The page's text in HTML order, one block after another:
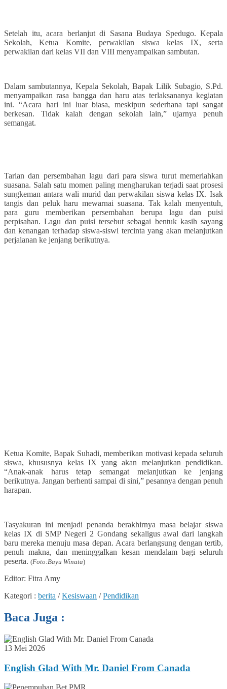
Setelah itu, acara berlanjut di Sasana Budaya Spedugo. Kepala
Sekolah, Ketua Komite, perwakilan siswa kelas IX, serta
perwakilan dari kelas VII dan VIII menyampaikan sambutan.
Dalam sambutannya, Kepala Sekolah, Bapak Lilik Subagio, S.Pd.
menyampaikan rasa bangga dan haru atas terlaksananya kegiatan
ini. “Acara hari ini luar biasa, meskipun sederhana tapi sangat
berkesan. Tidak kalah dengan sekolah lain,” ujarnya penuh
semangat.
Tarian dan persembahan lagu dari para siswa turut memeriahkan
suasana. Salah satu momen paling mengharukan terjadi saat prosesi
sungkeman antara wali murid dan perwakilan siswa kelas IX. Isak
tangis dan peluk haru mewarnai suasana. Tak kalah menyentuh,
para guru memberikan persembahan berupa lagu dan puisi
perpisahan. Lagu dan puisi tersebut sebagai bentuk kasih sayang
dan kenangan terhadap siswa-siswi tercinta yang akan melanjutkan
perjalanan ke jenjang berikutnya.
Ketua Komite, Bapak Suhadi, memberikan motivasi kepada seluruh
siswa, khususnya kelas IX yang akan melanjutkan pendidikan.
“Anak-anak harus tetap semangat melanjutkan ke jenjang
berikutnya. Jangan berhenti sampai di sini,” pesannya dengan penuh
harapan.
Tasyakuran ini menjadi penanda berakhirnya masa belajar siswa
kelas IX di SMP Negeri 2 Gondang sekaligus awal dari langkah
baru mereka menuju masa depan. Acara berlangsung dengan tertib,
penuh makna, dan meninggalkan kesan mendalam bagi seluruh
peserta. (Foto:Bayu Winata)
Editor: Fitra Amy
Kategori : berita /Kesiswaan /Pendidikan
Baca Juga :
13 Mei 2026
English Glad With Mr. Daniel From Canada